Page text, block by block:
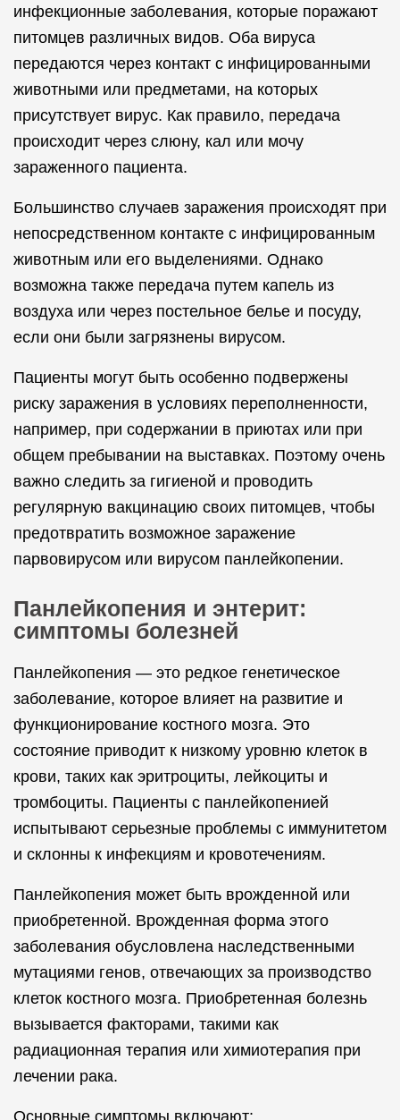
инфекционные заболевания, которые поражают
питомцев различных видов. Оба вируса
передаются через контакт с инфицированными
животными или предметами, на которых
присутствует вирус. Как правило, передача
происходит через слюну, кал или мочу
зараженного пациента.
Большинство случаев заражения происходят при
непосредственном контакте с инфицированным
животным или его выделениями. Однако
возможна также передача путем капель из
воздуха или через постельное белье и посуду,
если они были загрязнены вирусом.
Пациенты могут быть особенно подвержены
риску заражения в условиях переполненности,
например, при содержании в приютах или при
общем пребывании на выставках. Поэтому очень
важно следить за гигиеной и проводить
регулярную вакцинацию своих питомцев, чтобы
предотвратить возможное заражение
парвовирусом или вирусом панлейкопении.
Панлейкопения и энтерит:
симптомы болезней
Панлейкопения — это редкое генетическое
заболевание, которое влияет на развитие и
функционирование костного мозга. Это
состояние приводит к низкому уровню клеток в
крови, таких как эритроциты, лейкоциты и
тромбоциты. Пациенты с панлейкопенией
испытывают серьезные проблемы с иммунитетом
и склонны к инфекциям и кровотечениям.
Панлейкопения может быть врожденной или
приобретенной. Врожденная форма этого
заболевания обусловлена наследственными
мутациями генов, отвечающих за производство
клеток костного мозга. Приобретенная болезнь
вызывается факторами, такими как
радиационная терапия или химиотерапия при
лечении рака.
Основные симптомы включают: